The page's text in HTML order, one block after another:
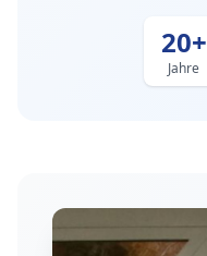
20+
Jahre